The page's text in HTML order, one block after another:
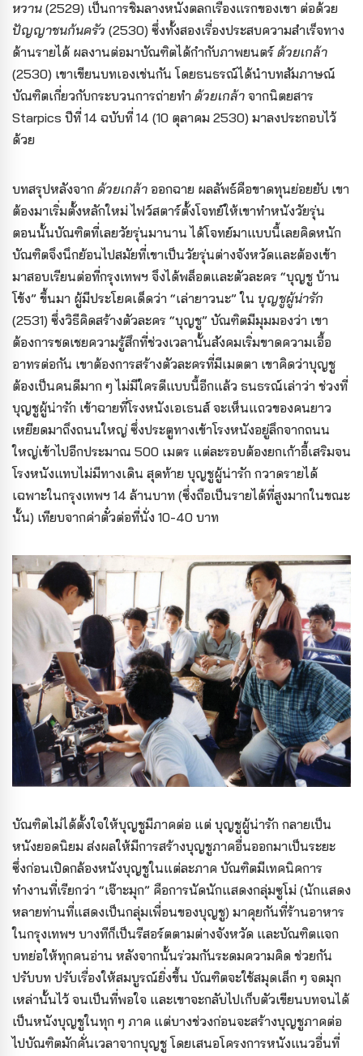
หวาน (2529) เป็นการชิมลางหนังตลกเรื่องแรกของเขา ต่อด้วย
ปัญญาชนก้นครัว (2530) ซึ่งทั้งสองเรื่องประสบความสำเร็จทาง
ด้านรายได้ ผลงานต่อมาบัณฑิตได้กำกับภาพยนตร์ด้วยเกล้า
(2530) เขาเขียนบทเองเช่นกัน โดยธนธรณ์ได้นำบทสัมภาษณ์
บัณฑิตเกี่ยวกับกระบวนการถ่ายทำ ด้วยเกล้า จากนิตยสาร
Starpics ปีที่ 14 ฉบับที่ 14 (10 ตุลาคม 2530) มาลงประกอบไว้
ด้วย
บทสรุปหลังจาก ด้วยเกล้า ออกฉาย ผลลัพธ์คือขาดทุนย่อยยับ เขา
ต้องมาเริ่มตั้งหลักใหม่ ไฟว์สตาร์ตั้งโจทย์ให้เขาทำหนังวัยรุ่น
ตอนนั้นบัณฑิตที่เลยวัยรุ่นมานาน ได้โจทย์มาแบบนี้เลยคิดหนัก
บัณฑิตจึงนึกย้อนไปสมัยที่เขาเป็นวัยรุ่นต่างจังหวัดและต้องเข้า
มาสอบเรียนต่อที่กรุงเทพฯ จึงได้พล็อตและตัวละคร “บุญชู บ้าน
โข้ง” ขึ้นมา ผู้มีประโยคเด็ดว่า “เล่ายาวนะ” ใน บุญชูผู้น่ารัก
(2531) ซึ่งวิธีคิดสร้างตัวละคร “บุญชู” บัณฑิตมีมุมมองว่า เขา
ต้องการชดเชยความรู้สึกที่ช่วงเวลานั้นสังคมเริ่มขาดความเอื้อ
อาทรต่อกัน เขาต้องการสร้างตัวละครที่มีเมตตา เขาคิดว่าบุญชู
ต้องเป็นคนดีมาก ๆ ไม่มีใครดีแบบนี้อีกแล้ว ธนธรณ์เล่าว่า ช่วงที่
บุญชูผู้น่ารัก เข้าฉายที่โรงหนังเอเธนส์ จะเห็นแถวของคนยาว
เหยียดมาถึงถนนใหญ่ ซึ่งประตูทางเข้าโรงหนังอยู่ลึกจากถนน
ใหญ่เข้าไปอีกประมาณ 500 เมตร แต่ละรอบต้องยกเก้าอี้เสริมจน
โรงหนังแทบไม่มีทางเดิน สุดท้าย บุญชูผู้น่ารัก กวาดรายได้
เฉพาะในกรุงเทพฯ 14 ล้านบาท (ซึ่งถือเป็นรายได้ที่สูงมากในขณะ
นั้น) เทียบจากค่าตั๋วต่อที่นั่ง 10-40 บาท
บัณฑิตไม่ได้ตั้งใจให้บุญชูมีภาคต่อ แต่ บุญชูผู้น่ารัก กลายเป็น
หนังยอดนิยม ส่งผลให้มีการสร้างบุญชูภาคอื่นออกมาเป็นระยะ
ซึ่งก่อนเปิดกล้องหนังบุญชูในแต่ละภาค บัณฑิตมีเทคนิคการ
ทำงานที่เรียกว่า “เจ๊าะมุก” คือการนัดนักแสดงกลุ่มซูโม่ (นักแสดง
หลายท่านที่แสดงเป็นกลุ่มเพื่อนของบุญชู) มาคุยกันที่ร้านอาหาร
ในกรุงเทพฯ บางทีก็เป็นรีสอร์ตตามต่างจังหวัด และบัณฑิตแจก
บทย่อให้ทุกคนอ่าน หลังจากนั้นร่วมกันระดมความคิด ช่วยกัน
ปรับบท ปรับเรื่องให้สมบูรณ์ยิ่งขึ้น บัณฑิตจะใช้สมุดเล็ก ๆ จดมุก
เหล่านั้นไว้ จนเป็นที่พอใจ และเขาจะกลับไปเก็บตัวเขียนบทจนได้
เป็นหนังบุญชูในทุก ๆ ภาค แต่บางช่วงก่อนจะสร้างบุญชูภาคต่อ
ไปบัณฑิตมักคั่นเวลาจากบุญชู โดยเสนอโครงการหนังแนวอื่นที่